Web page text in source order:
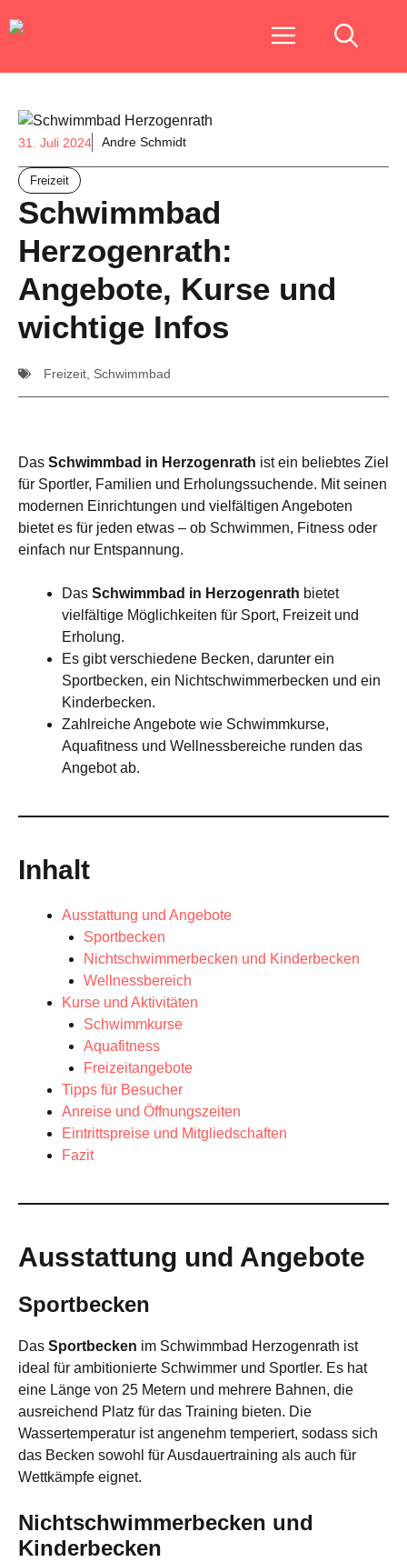
Inhalt
Menu
31. Juli 2024 Andre Schmidt
Freizeit
Schwimmbad
Herzogenrath:
Angebote, Kurse und
wichtige Infos
Freizeit Schwimmbad
Das Schwimmbad in Herzogenrath ist ein beliebtes Ziel
für Sportler, Familien und Erholungssuchende. Mit seinen
modernen Einrichtungen und vielfältigen Angeboten
bietet es für jeden etwas – ob Schwimmen, Fitness oder
einfach nur Entspannung.
Das Schwimmbad in Herzogenrath bietet
vielfältige Möglichkeiten für Sport, Freizeit und
Erholung.
Es gibt verschiedene Becken, darunter ein
Sportbecken, ein Nichtschwimmerbecken und ein
Kinderbecken.
Zahlreiche Angebote wie Schwimmkurse,
Aquafitness und Wellnessbereiche runden das
Angebot ab.
Inhalt
Ausstattung und Angebote
Sportbecken
Nichtschwimmerbecken und Kinderbecken
Wellnessbereich
Kurse und Aktivitäten
Schwimmkurse
Aquafitness
Freizeitangebote
Tipps für Besucher
Anreise und Öffnungszeiten
Eintrittspreise und Mitgliedschaften
Fazit
Ausstattung und Angebote
Sportbecken
Das Sportbecken im Schwimmbad Herzogenrath ist
ideal für ambitionierte Schwimmer und Sportler. Es hat
eine Länge von 25 Metern und mehrere Bahnen, die
ausreichend Platz für das Training bieten. Die
Wassertemperatur ist angenehm temperiert, sodass sich
das Becken sowohl für Ausdauertraining als auch für
Wettkämpfe eignet.
Nichtschwimmerbecken und
Kinderbecken